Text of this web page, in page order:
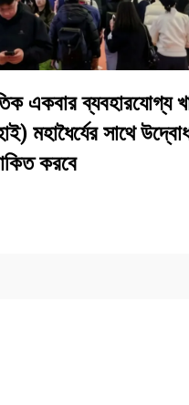
একবার ব্যবহারযোগ্য
মহাধৈর্যের সাথে
করবে